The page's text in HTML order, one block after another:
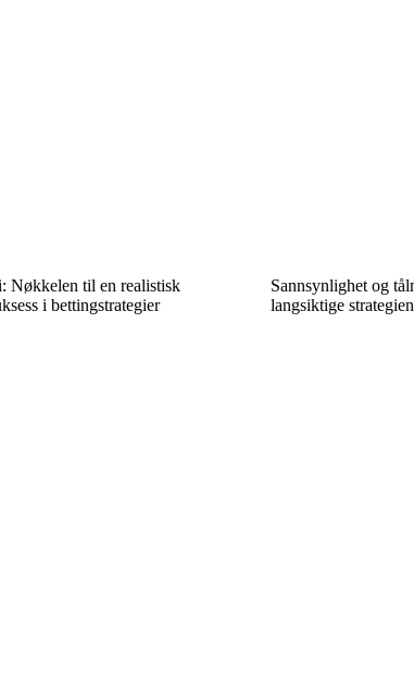
Nøkkelen til en realistisk
i bettingstrategier
Sannsynlighet og
langsiktige